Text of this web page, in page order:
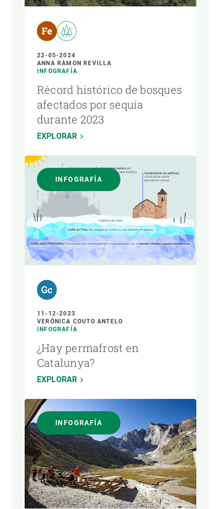
22-05-2024
ANNA RAMON REVILLA
INFOGRAFÍA
Récord histórico de bosques
afectados por sequía
durante 2023
EXPLORAR
INFOGRAFÍA
11-12-2023
VERÓNICA COUTO ANTELO
INFOGRAFÍA
¿Hay permafrost en
Catalunya?
EXPLORAR
INFOGRAFÍA